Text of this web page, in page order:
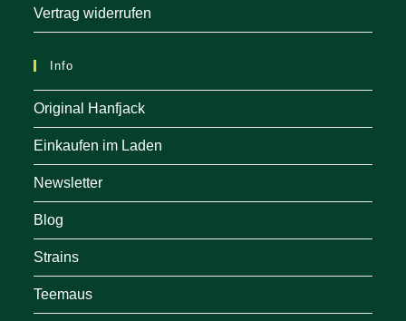
Vertrag widerrufen
Info
Original Hanfjack
Einkaufen im Laden
Newsletter
Blog
Strains
Teemaus